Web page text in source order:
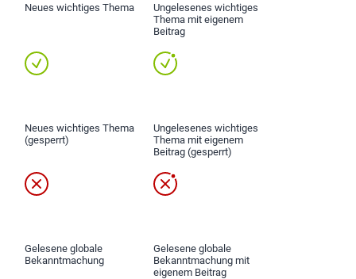
Neues wichtiges Thema
Ungelesenes wichtiges
Thema mit eigenem
Beitrag
Neues wichtiges Thema
(gesperrt)
Ungelesenes wichtiges
Thema mit eigenem
Beitrag (gesperrt)
Gelesene globale
Bekanntmachung
Gelesene globale
Bekanntmachung mit
eigenem Beitrag